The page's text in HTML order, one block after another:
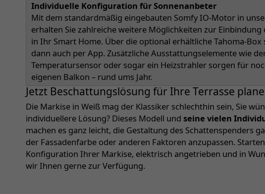
Individuelle Konfiguration für Sonnenanbeter
Mit dem standardmäßig eingebauten Somfy IO-Motor in
erhalten Sie zahlreiche weitere Möglichkeiten zur
in Ihr Smart Home. Über die optional erhältliche Tahoma-
dann auch per App. Zusätzliche Ausstattungselemente wie
Temperatursensor oder sogar ein Heizstrahler sorgen für
eigenen Balkon – rund ums Jahr.
Jetzt Beschattungslösung für Ihre Terrasse
Die Markise in Weiß mag der Klassiker schlechthin sein, Sie
individuellere Lösung? Dieses Modell und seine vielen
machen es ganz leicht, die Gestaltung des Schattenspenders
der Fassadenfarbe oder anderen Faktoren anzupassen.
Konfiguration Ihrer Markise, elektrisch angetrieben und in
wir Ihnen gerne zur Verfügung.